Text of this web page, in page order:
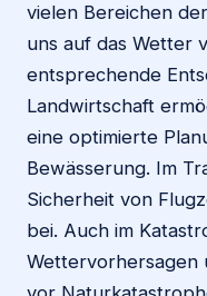
vielen Bereichen
uns auf das Wetter
entsprechende
Landwirtschaft
eine optimierte
Bewässerung. Im
Sicherheit von
bei. Auch im
Wettervorhersagen